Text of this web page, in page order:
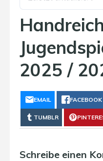
2025 /
EMAIL FACEBOOK
TUMBLR
Schreibe einen